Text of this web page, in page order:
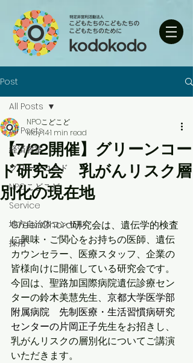
Post
All Posts
経済教室
グリーンコード
NPOこどこど
Service
地方自治体コンサル
採用
All Posts
【7/22開催】グリーンコー
ド研究会 乳がんリスク層
別化の現在地
NPOこどこど
May 141 min read
GreenChord研究会は、遺伝学的検査
に興味・ご関心をお持ちの医師、遺伝
カウンセラー、医療スタッフ、企業の
皆様向けに開催している研究会です。
今回は、聖路加国際病院遺伝診療セン
ターの鈴木美慧先生、 京都大学医学部
附属病院　先制医療・生活習慣病研究
センターの片岡正子先生をお招きし、
乳がんリスクの層別化についてご講演
いただきます。